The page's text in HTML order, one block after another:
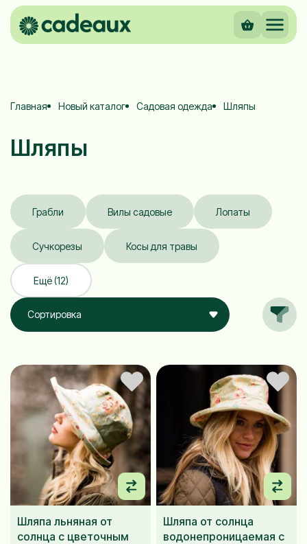
Главная Новый каталог Садовая одежда Шляпы
Шляпы
Грабли Вилы садовые Лопаты
Сучкорезы Косы для травы
Ещё (12)
Сортировка
Шляпа льняная от
солнца с цветочным
Шляпа от солнца
водонепроницаемая с